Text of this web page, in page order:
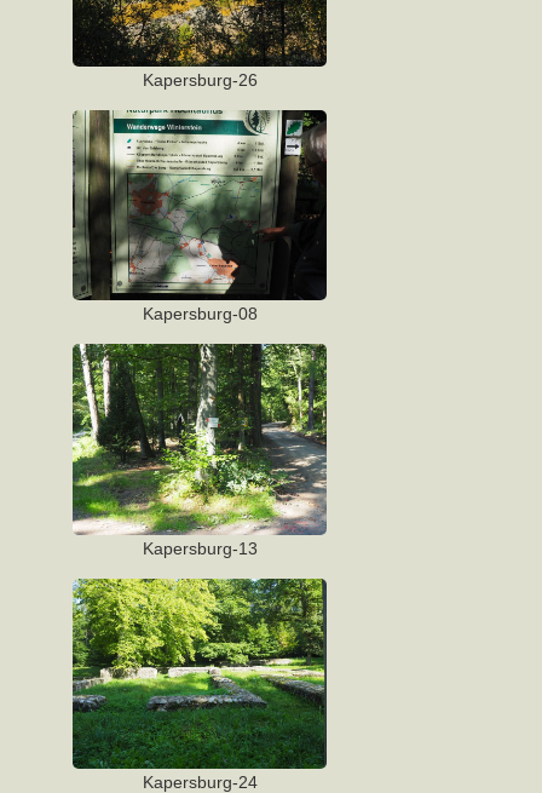
Kapersburg-26
Kapersburg-08
Kapersburg-13
Kapersburg-24